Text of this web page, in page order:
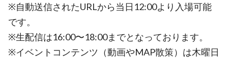
※自動送信されたURLから当日12:00より入場可能
です。
※生配信は16:00〜18:00までとなっております。
※イベントコンテンツ（動画やMAP散策）は木曜日